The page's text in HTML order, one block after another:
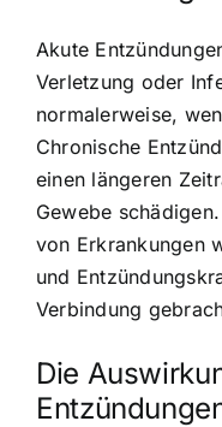
Akute
Verletzung oder
normalerweise,
Chronische
einen längeren
Gewebe
von Erkrankungen
und
Verbindung
Die